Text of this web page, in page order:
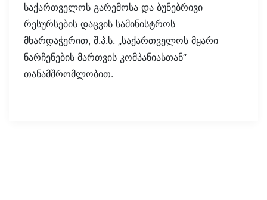
საქართველოს გარემოსა და ბუნებრივი
რესურსების დაცვის სამინისტროს
მხარდაჭერით, შ.პ.ს. „საქართველოს მყარი
ნარჩენების მართვის კომპანიასთან“
თანამშრომლობით.